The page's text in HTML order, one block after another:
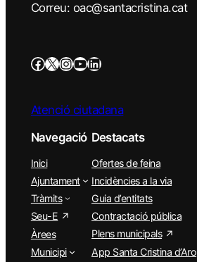
Correu: oac@santacristina.cat
Atenció ciutadana
Navegació
Inici
Ajuntament
Tràmits
Seu-E
Àrees
Municipi
Destacats
Ofertes de feina
Incidències a la via
Guia d’entitats
Contractació pública
Plens municipals
App Santa Cristina d’Aro